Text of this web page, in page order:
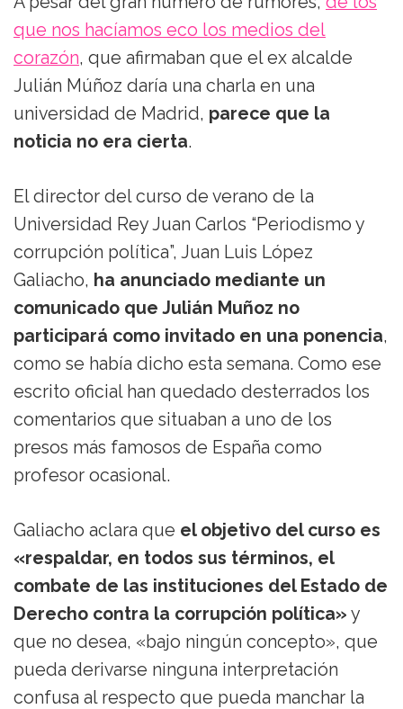
que nos hacíamos eco los medios del
corazón, que afirmaban que el ex alcalde
Julián Múñoz daría una charla en una
universidad de Madrid, parece que la
noticia no era cierta.
El director del curso de verano de la
Universidad Rey Juan Carlos “Periodismo y
corrupción política”, Juan Luis López
Galiacho, ha anunciado mediante un
comunicado que Julián Muñoz no
participará como invitado en una ponencia,
como se había dicho esta semana. Como ese
escrito oficial han quedado desterrados los
comentarios que situaban a uno de los
presos más famosos de España como
profesor ocasional.
Galiacho aclara que el objetivo del curso es
«respaldar, en todos sus términos, el
combate de las instituciones del Estado de
Derecho contra la corrupción política» y
que no desea, «bajo ningún concepto», que
pueda derivarse ninguna interpretación
confusa al respecto que pueda manchar la